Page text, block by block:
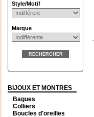
Style/Motif
Marque
RECHERCHER
BIJOUX ET MONTRES
Bagues
Colliers
Boucles d'oreilles